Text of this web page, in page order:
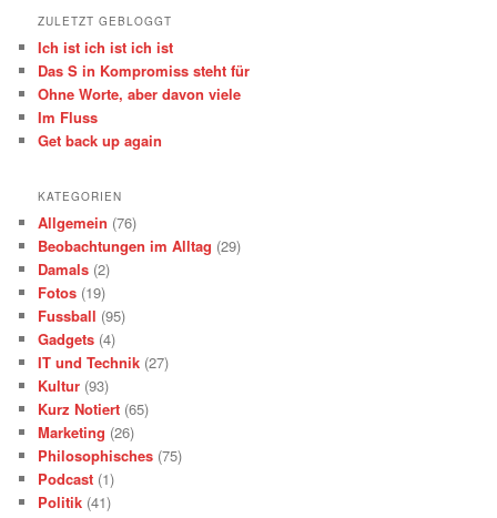
ZULETZT GEBLOGGT
Ich ist ich ist ich ist
Das S in Kompromiss steht für
Ohne Worte, aber davon viele
Im Fluss
Get back up again
KATEGORIEN
Allgemein (76)
Beobachtungen im Alltag (29)
Damals (2)
Fotos (19)
Fussball (95)
Gadgets (4)
IT und Technik (27)
Kultur (93)
Kurz Notiert (65)
Marketing (26)
Philosophisches (75)
Podcast (1)
Politik (41)